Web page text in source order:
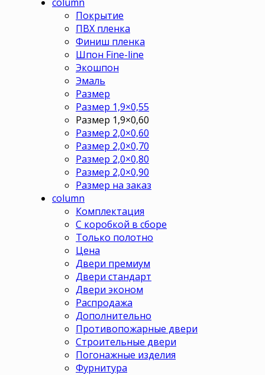
Покрытие
ПВХ пленка
Финиш пленка
Шпон Fine-line
Экошпон
Эмаль
Размер
Размер 1,9×0,55
Размер 1,9×0,60
Размер 2,0×0,60
Размер 2,0×0,70
Размер 2,0×0,80
Размер 2,0×0,90
Размер на заказ
column
Комплектация
С коробкой в сборе
Только полотно
Цена
Двери премиум
Двери стандарт
Двери эконом
Распродажа
Дополнительно
Противопожарные двери
Строительные двери
Погонажные изделия
Фурнитура